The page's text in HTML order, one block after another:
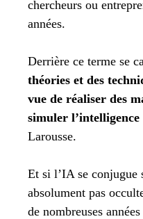
chercheurs ou
années.
Derrière ce terme se
théories et des
vue de réaliser des
simuler
Larousse.
Et si l’IA se
absolument pas
de nombreuses